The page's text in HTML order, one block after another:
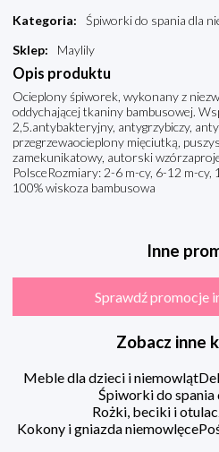
Kategoria:
Śpiworki do spania dla
Sklep: Maylily
Opis produktu
Ocieplony śpiworek, wykonany z
oddychającej tkaniny bambusowej.
2,5.antybakteryjny, antygrzybiczy,
przegrzewaocieplony mięciutką,
zamekunikatowy, autorski
PolsceRozmiary: 2-6 m-cy, 6-12 m-cy,
100% wiskoza bambusowa
Inne
Sprawdź promocje
Zobacz inne
Meble dla dzieci i niemowląt
Śpiworki do spania
Rożki, beciki i
Kokony i gniazda niemowlęce